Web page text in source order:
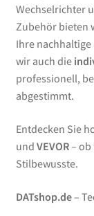
Wechselrichter
Zubehör bieten
Ihre
wir auch die
professionell,
abgestimmt.
Entdecken Sie
und VEVOR– ob
Stilbewusste.
DATshop.de–